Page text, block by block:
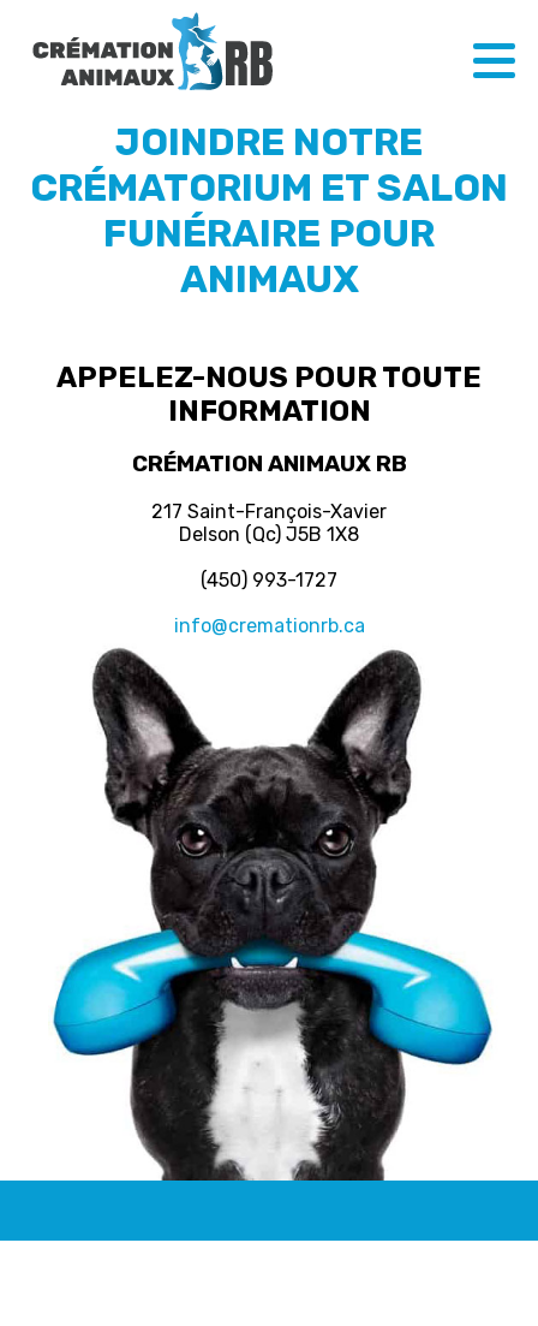
JOINDRE NOTRE
CRÉMATORIUM ET SALON
FUNÉRAIRE POUR
ANIMAUX
APPELEZ-NOUS POUR TOUTE
INFORMATION
CRÉMATION ANIMAUX RB
217 Saint-François-Xavier
Delson (Qc) J5B 1X8
(450) 993-1727
info@cremationrb.ca